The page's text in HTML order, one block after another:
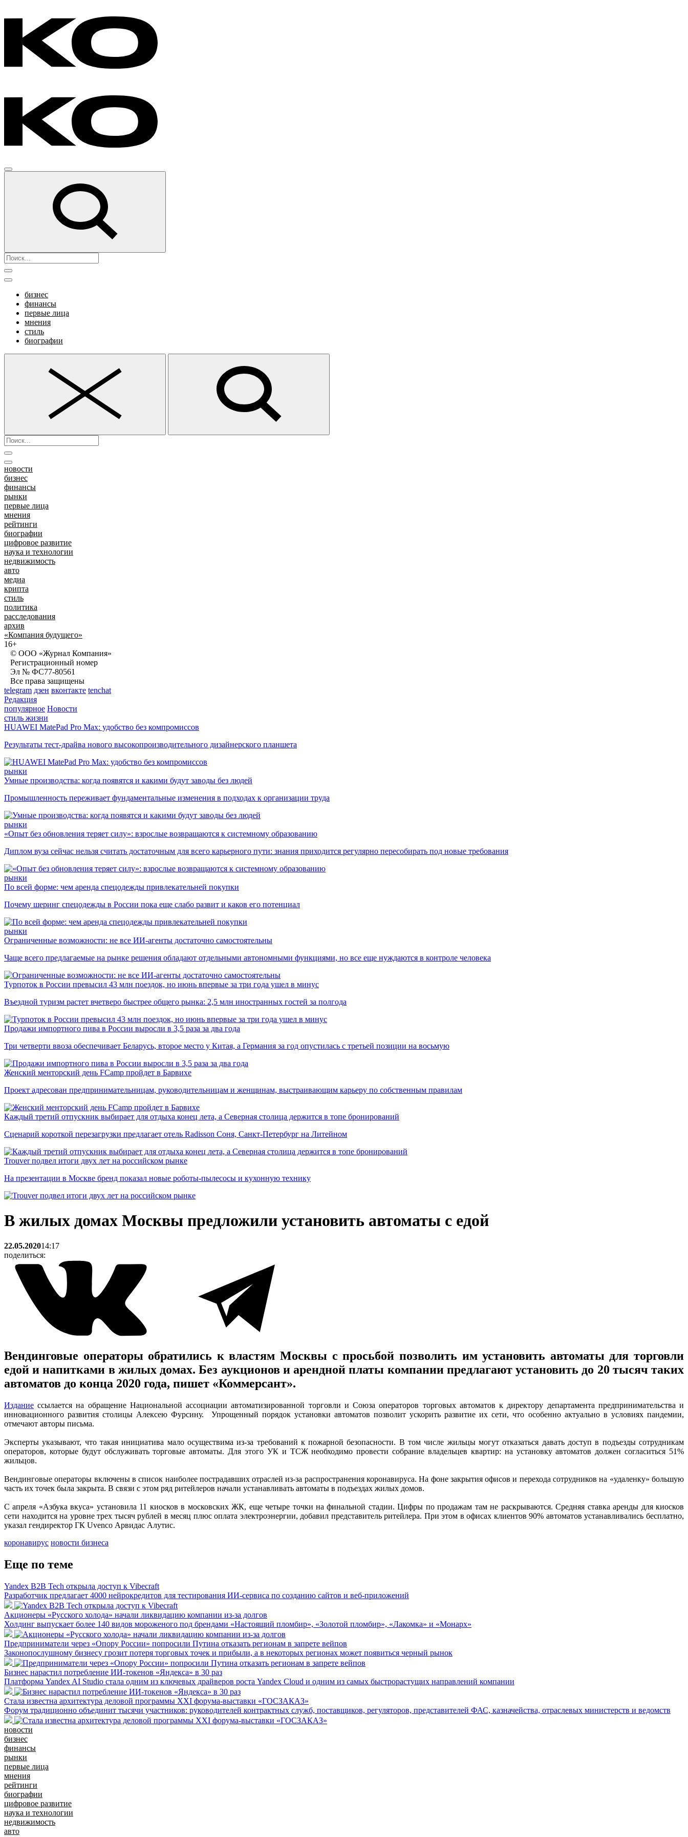
бизнес
финансы
первые лица
мнения
стиль
биографии
новости
бизнес
финансы
рынки
первые лица
мнения
рейтинги
биографии
цифровое развитие
наука и технологии
недвижимость
авто
медиа
крипта
стиль
политика
расследования
архив
«Компания будущего»
16+
© ООО «Журнал Компания»
Регистрационный номер
Эл № ФС77-80561
Все права защищены
telegram дзен вконтакте tenchat
Редакция
популярное Новости
стиль жизни
HUAWEI MatePad Pro Max: удобство без компромиссов
Результаты тест-драйва нового высокопроизводительного дизайнерского планшета
рынки
Умные производства: когда появятся и какими будут заводы без людей
Промышленность переживает фундаментальные изменения в подходах к организации труда
рынки
«Опыт без обновления теряет силу»: взрослые возвращаются к системному образованию
Диплом вуза сейчас нельзя считать достаточным для всего карьерного пути: знания приходится регулярно пересобирать под новые требования
рынки
По всей форме: чем аренда спецодежды привлекательней покупки
Почему шеринг спецодежды в России пока еще слабо развит и каков его потенциал
рынки
Ограниченные возможности: не все ИИ-агенты достаточно самостоятельны
Чаще всего предлагаемые на рынке решения обладают отдельными автономными функциями, но все еще нуждаются в контроле человека
Турпоток в России превысил 43 млн поездок, но июнь впервые за три года ушел в минус
Въездной туризм растет вчетверо быстрее общего рынка: 2,5 млн иностранных гостей за полгода
Продажи импортного пива в России выросли в 3,5 раза за два года
Три четверти ввоза обеспечивает Беларусь, второе место у Китая, а Германия за год опустилась с третьей позиции на восьмую
Женский менторский день FCamp пройдет в Барвихе
Проект адресован предпринимательницам, руководительницам и женщинам, выстраивающим карьеру по собственным правилам
Каждый третий отпускник выбирает для отдыха конец лета, а Северная столица держится в топе бронирований
Сценарий короткой перезагрузки предлагает отель Radisson Соня, Санкт-Петербург на Литейном
Trouver подвел итоги двух лет на российском рынке
На презентации в Москве бренд показал новые роботы-пылесосы и кухонную технику
В жилых домах Москвы предложили установить автоматы с едой
22.05.202014:17
поделиться:
Вендинговые операторы обратились к властям Москвы с просьбой позволить им установить автоматы для торговли
едой и напитками в жилых домах. Без аукционов и арендной платы компании предлагают установить до 20 тысяч таких
автоматов до конца 2020 года, пишет «Коммерсант».
Издание ссылается на обращение Национальной ассоциации автоматизированной торговли и Союза операторов торговых автоматов к директору департамента предпринимательства и
инновационного развития столицы Алексею Фурсину. Упрощенный порядок установки автоматов позволит ускорить развитие их сети, что особенно актуально в условиях пандемии,
отмечают авторы письма.
Эксперты указывают, что такая инициатива мало осуществима из-за требований к пожарной безопасности. В том числе жильцы могут отказаться давать доступ в подъезды сотрудникам
операторов, которые будут обслуживать торговые автоматы. Для этого УК и ТСЖ необходимо провести собрание владельцев квартир: на установку автоматов должен согласиться 51%
жильцов.
Вендинговые операторы включены в список наиболее пострадавших отраслей из-за распространения коронавируса. На фоне закрытия офисов и перехода сотрудников на «удаленку» большую
часть их точек была закрыта. В связи с этом ряд ритейлеров начали устанавливать автоматы в подъездах жилых домов.
С апреля «Азбука вкуса» установила 11 киосков в московских ЖК, еще четыре точки на финальной стадии. Цифры по продажам там не раскрываются. Средняя ставка аренды для киосков
сети находится на уровне трех тысяч рублей в месяц плюс оплата электроэнергии, добавил представитель ритейлера. При этом в офисах клиентов 90% автоматов устанавливались бесплатно,
указал гендиректор ГК Uvenco Арвидас Алутис.
коронавирус новости бизнеса
Еще по теме
Yandex B2B Tech открыла доступ к Vibecraft
Разработчик предлагает 4000 нейрокредитов для тестирования ИИ-сервиса по созданию сайтов и веб-приложений
Акционеры «Русского холода» начали ликвидацию компании из-за долгов
Холдинг выпускает более 140 видов мороженого под брендами «Настоящий пломбир», «Золотой пломбир», «Лакомка» и «Монарх»
Предприниматели через «Опору России» попросили Путина отказать регионам в запрете вейпов
Законопослушному бизнесу грозит потеря торговых точек и прибыли, а в некоторых регионах может появиться черный рынок
Бизнес нарастил потребление ИИ-токенов «Яндекса» в 30 раз
Платформа Yandex AI Studio стала одним из ключевых драйверов роста Yandex Cloud и одним из самых быстрорастущих направлений компании
Стала известна архитектура деловой программы XXI форума-выставки «ГОСЗАКАЗ»
Форум традиционно объединит тысячи участников: руководителей контрактных служб, поставщиков, регуляторов, представителей ФАС, казначейства, отраслевых министерств и ведомств
новости
бизнес
финансы
рынки
первые лица
мнения
рейтинги
биографии
цифровое развитие
наука и технологии
недвижимость
авто